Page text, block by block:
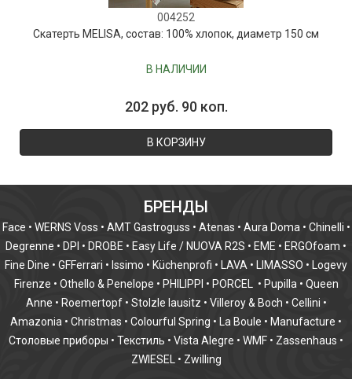
004252
Скатерть MELISA, состав: 100% хлопок, диаметр 150 см
В НАЛИЧИИ
202 руб. 90 коп.
В КОРЗИНУ
БРЕНДЫ
Face • WERNS Voss • AMT Gastroguss • Atenas • Aura Doma • Chinelli •
Degrenne • DPI • DROBE • Easy Life / NUOVA R2S • EME • ERGOfoam •
Fine Dine • GFFerrari • Issimo • Küchenprofi • LAVA • LIMASSO • Logevy
Firenze • Othello & Penelope • PHILIPPI • PORCEL • Pupilla • Queen
Anne • Roemertopf • Stolzle lausitz • Villeroy & Boch • Cellini •
Amazonia • Christmas • Colourful Spring • La Boule • Manufacture •
Столовые приборы • Текстиль • Vista Alegre • WMF • Zassenhaus •
ZWIESEL
• Zwilling